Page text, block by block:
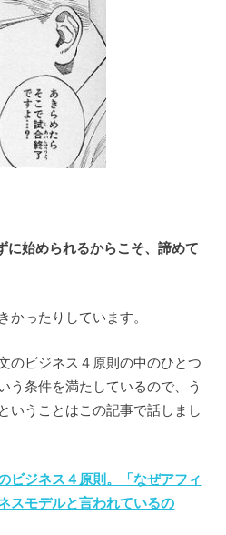
に始められるからこそ、諦めて
かったりしています。
のビジネス４原則の中のひとつ
う条件を満たしているので、う
いうことはこの記事で話しまし
ビジネス４原則。「なぜアフィ
スモデルと言われているの